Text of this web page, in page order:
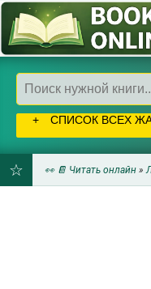
СПИСОК ВСЕХ
👀 📔 Читать онлайн »